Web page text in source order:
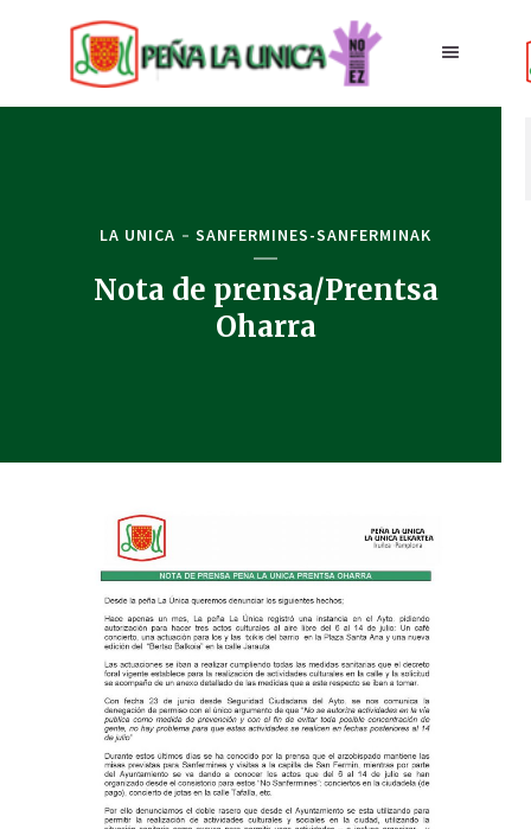
LA UNICA SANFERMINES-SANFERMINAK
Nota de prensa/Prentsa
Oharra